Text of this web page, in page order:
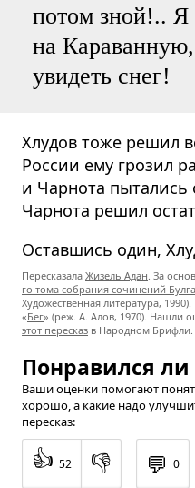
потом зной!.. Я
на
увидеть снег!
Хлудов тоже решил
России ему грозил
и Чарнота пытались
Чарнота решил
Оставшись один,
Пересказала Жизель Адан . За
го тома собрания сочинений
Художественная литература,
«Бег» (реж. А. Алов, 1970). Нашли
этот пересказ в Народном Брифли.
Понравился ли
Ваши оценки помогают
хорошо, а какие надо
пересказ:
👍 52 👎 💬 0